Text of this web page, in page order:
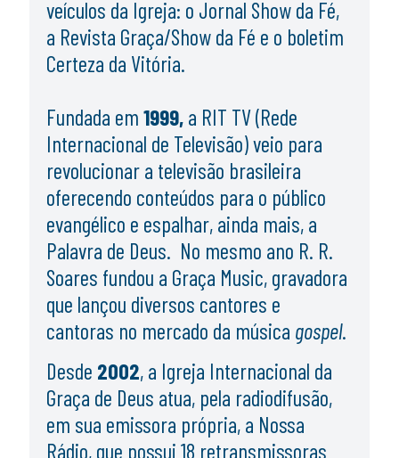
veículos da Igreja: o Jornal Show da Fé,
a Revista Graça/Show da Fé e o boletim
Certeza da Vitória.
Fundada em1999, a RIT TV (Rede
Internacional de Televisão) veio para
revolucionar a televisão brasileira
oferecendo conteúdos para o público
evangélico e espalhar, ainda mais, a
Palavra de Deus. No mesmo ano R. R.
Soares fundou a Graça Music, gravadora
que lançou diversos cantores e
cantoras no mercado da música gospel.
Desde 2002, a Igreja Internacional da
Graça de Deus atua, pela radiodifusão,
em sua emissora própria, a Nossa
Rádio, que possui 18 retransmissoras